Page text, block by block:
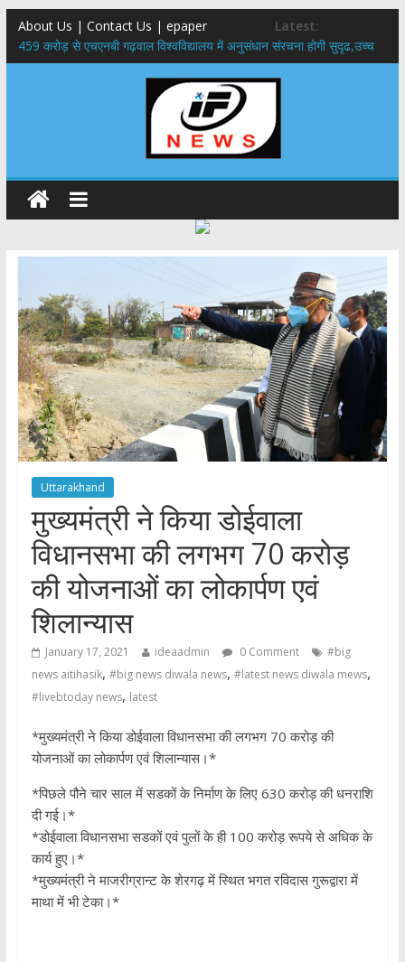
About Us | Contact Us | epaper
Latest:
459 करोड़ से एचएनबी गढ़वाल विश्वविद्यालय में अनुसंधान संरचना होगी सुदृढ,उच्च
शिक्षा मंत्री धन सिंह रावत ने नवनियुक्त केन्द्रीय शिक्षा मंत्री से की मुलाकात
राष्ट्रीय हथकरघा दिवस पर मुख्यमंत्री धामी ने उत्कृष्ट बुनकरों और हस्तशिल्प
​धामी कैबिनेट का बड़ा फैसला: पशुपालकों को 60% तक सब्सिडी, गंगा एक्सप्रेसवे का
​हरिद्वार से वीरभद्र (ऋषिकेश) तक निकली BJYM की भव्य कांवड़ यात्रा; तेजस्वी
सूर्या ने की देश व प्रदेशवासियों के कल्याण की कामना
24×7 अलर्ट मोड में रहें अधिकारी-मुख्य सचिव मानसून-एसईओसी से मुख्य सचिव ने
की विस्तृत समीक्षा कहा-बंद सड़कों को शीघ्र खोला जाए, लोगों को न हो दिक्कत
Uttarakhand
मुख्यमंत्री ने किया डोईवाला
विधानसभा की लगभग 70 करोड़
की योजनाओं का लोकार्पण एवं
शिलान्यास
January 17, 2021 ideaadmin 0 Comment
#big
news aitihasik, #big news diwala news, #latest news diwala mews,
#livebtoday news, latest
*मुख्यमंत्री ने किया डोईवाला विधानसभा की लगभग 70 करोड़ की
योजनाओं का लोकार्पण एवं शिलान्यास।*
*पिछले पौने चार साल में सडकों के निर्माण के लिए 630 करोड़ की धनराशि
दी गई।*
*डोईवाला विधानसभा सडकों एवं पुलों के ही 100 करोड़ रूपये से अधिक के
कार्य हुए।*
*मुख्यमंत्री ने माजरीग्रान्ट के शेरगढ़ में स्थित भगत रविदास गुरूद्वारा में
माथा में भी टेका।*